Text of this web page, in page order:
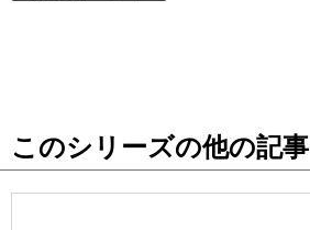
お知らせ
このシリーズの他の記事